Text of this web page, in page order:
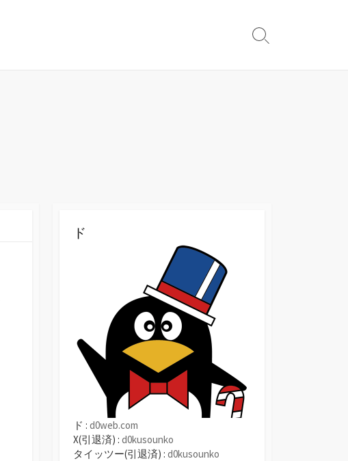
検
ド
ド : d0web.com
X(引退済) : d0kusounko
タイッツー(引退済) : d0kusounko